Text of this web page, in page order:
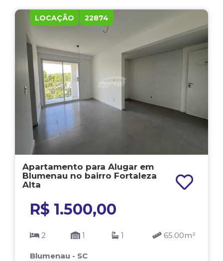
LOCAÇÃO 22874
Apartamento para Alugar em
Blumenau no bairro Fortaleza
Alta
R$ 1.500,00
2 1 1 65.00m²
Blumenau - SC